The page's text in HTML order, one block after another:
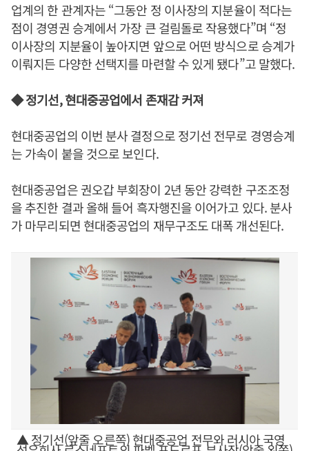
업계의 한 관계자는 “그동안 정 이사장의 지분율이 적다는
점이 경영권 승계에서 가장 큰 걸림돌로 작용했다”며 “정
이사장의 지분율이 높아지면 앞으로 어떤 방식으로 승계가
이뤄지든 다양한 선택지를 마련할 수 있게 됐다”고 말했다.
◆ 정기선, 현대중공업에서 존재감 커져
현대중공업의 이번 분사 결정으로 정기선 전무로 경영승계
는 가속이 붙을 것으로 보인다.
현대중공업은 권오갑 부회장이 2년 동안 강력한 구조조정
을 추진한 결과 올해 들어 흑자행진을 이어가고 있다. 분사
가 마무리되면 현대중공업의 재무구조도 대폭 개선된다.
▲ 정기선(앞줄 오른쪽) 현대중공업 전무와 러시아 국영